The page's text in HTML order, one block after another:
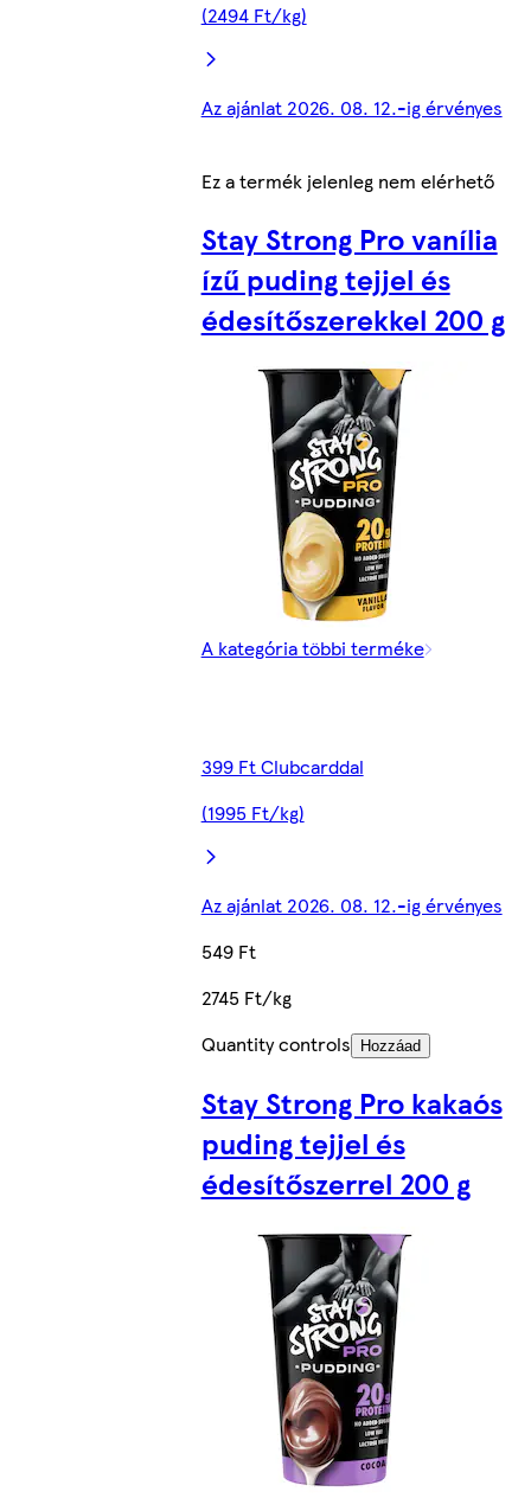
(2494 Ft/kg)
Az ajánlat 2026. 08. 12.-ig érvényes
Ez a termék jelenleg nem elérhető
Stay Strong Pro vanília
ízű puding tejjel és
édesítőszerekkel 200 g
A kategória többi terméke
399 Ft Clubcarddal
(1995 Ft/kg)
Az ajánlat 2026. 08. 12.-ig érvényes
549 Ft
2745 Ft/kg
Quantity controls
Hozzáad
Stay Strong Pro kakaós
puding tejjel és
édesítőszerrel 200 g